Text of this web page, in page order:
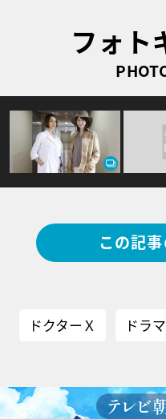
フォト
この記
ドクターＸ ドラマ